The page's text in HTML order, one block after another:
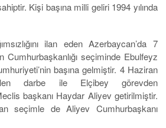
Kişi başına milli geliri 1994 yılında
ilan eden Azerbaycan’da 7
Cumhurbaşkanlığı seçiminde Ebulfeyz
başına gelmiştir. 4 Haziran
darbe ile Elçibey görevden
başkanı Haydar Aliyev getirilmiştir.
seçimle de Aliyev Cumhurbaşkanı